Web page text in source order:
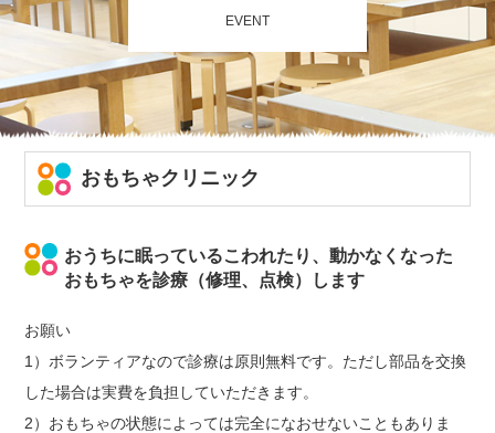
EVENT
おもちゃクリニック
おうちに眠っているこわれたり、動かなくなった
おもちゃを診療（修理、点検）します
お願い
1）ボランティアなので診療は原則無料です。ただし部品を交換
した場合は実費を負担していただきます。
2）おもちゃの状態によっては完全になおせないこともありま